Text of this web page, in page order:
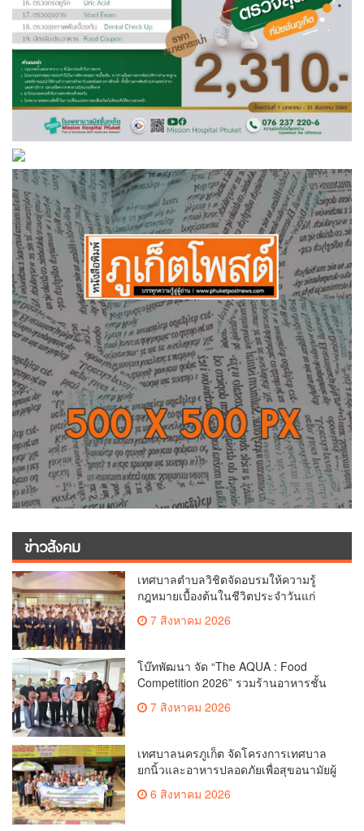
ข่าวสังคม
เทศบาลตำบลวิชิตจัดอบรมให้ความรู้
กฎหมายเบื้องต้นในชีวิตประจำวันแก่
7 สิงหาคม 2026
โบ๊ทพัฒนา จัด “The AQUA : Food
Competition 2026” รวมร้านอาหารชั้น
ศักยภาพ Food Destination ย่านเชิงทะเล
7 สิงหาคม 2026
เทศบาลนครภูเก็ต จัดโครงการเทศบาล
ยกนิ้วและอาหารปลอดภัยเพื่อสุขอนามัยผู้
บริโภค
6 สิงหาคม 2026